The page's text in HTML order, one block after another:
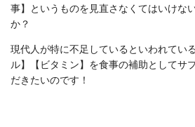
事】というものを見直さなくてはいけな
か？
現代人が特に不足しているといわれてい
ル】【ビタミン】を食事の補助としてサ
だきたいのです！